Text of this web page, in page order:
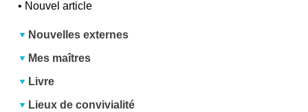
• Nouvel article
Nouvelles externes
Mes maîtres
Livre
Lieux de convivialité